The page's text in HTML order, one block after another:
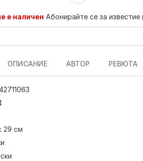
е наличен Абонирайте се за
ОПИСАНИЕ АВТОР РЕВЮТА
29 см